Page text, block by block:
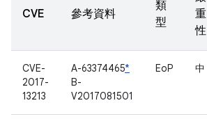
CVE 參考資料
類
型
重
性
CVE-
2017-
13213
A-63374465*
B-
V2017081501
EoP 中